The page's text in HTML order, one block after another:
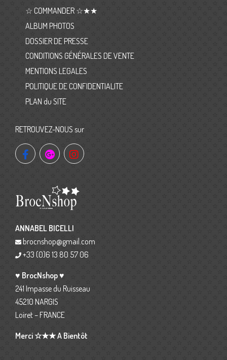
☆ COMMANDER ☆★★
ALBUM PHOTOS
DOSSIER DE PRESSE
CONDITIONS GÉNÉRALES DE VENTE
MENTIONS LEGALES
POLITIQUE DE CONFIDENTIALITE
PLAN du SITE
RETROUVEZ-NOUS sur
ANNABEL BICELLI
brocnshop@gmail.com
+33 (0)6 13 80 57 06
♥ BrocNshop ♥
241 Impasse du Ruisseau
45210 NARGIS
Loiret – FRANCE
Merci ☆★★ A Bientôt